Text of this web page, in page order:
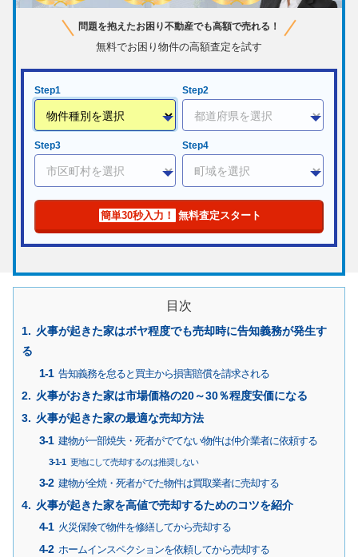
問題を抱えたお困り不動産でも高額で売れる！
無料でお困り物件の高額査定を試す
Step1 Step2
Step3 Step4
簡単30秒入力！ 無料査定スタート
目次
火事が起きた家はボヤ程度でも売却時に告知義務が発生す
る
告知義務を怠ると買主から損害賠償を請求される
火事がおきた家は市場価格の20～30％程度安価になる
火事が起きた家の最適な売却方法
建物が一部焼失・死者がでてない物件は仲介業者に依頼する
更地にして売却するのは推奨しない
建物が全焼・死者がでた物件は買取業者に売却する
火事が起きた家を高値で売却するためのコツを紹介
火災保険で物件を修繕してから売却する
ホームインスペクションを依頼してから売却する